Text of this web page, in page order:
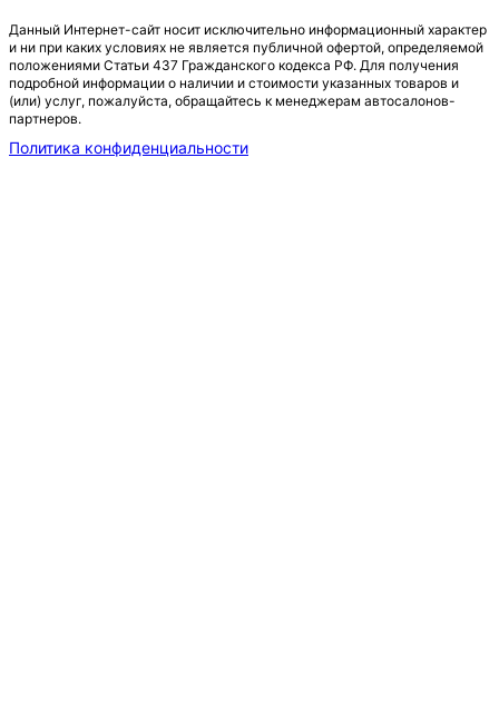
Данный Интернет-сайт носит исключительно информационный характер
и ни при каких условиях не является публичной офертой, определяемой
положениями Статьи 437 Гражданского кодекса РФ. Для получения
подробной информации о наличии и стоимости указанных товаров и
(или) услуг, пожалуйста, обращайтесь к менеджерам автосалонов-
партнеров.
Политика конфиденциальности